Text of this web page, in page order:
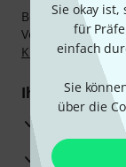
Sie okay ist,
für
einfach
Sie
über die
Bezahlen Sie
Vorkasse,
Klarna
Ihre Vorteile
3 Jahre
30 Tage